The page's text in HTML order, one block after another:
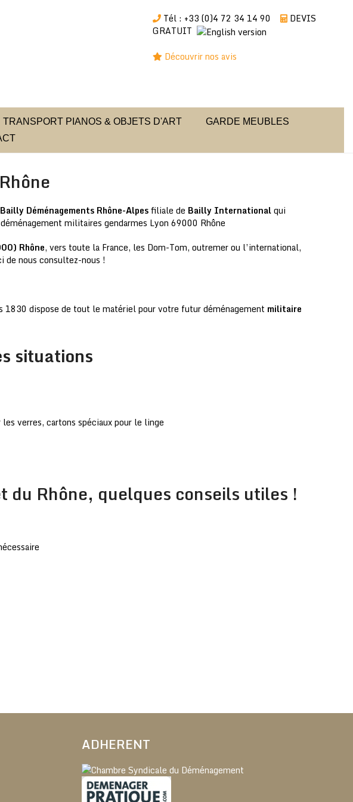
Tél : +33 (0)4 72 34 14 90
DEVIS
GRATUIT
Découvrir nos avis
TRANSPORT PIANOS & OBJETS D'ART
GARDE MEUBLES
Bailly Déménagements Rhône-Alpesfiliale de Bailly Internationalqui
militaires gendarmes Lyon 69000 Rhône
Rhône, vers toute la France, les Dom-Tom, outremer ou l’international,
de nous consultez-nous !
1830 dispose de tout le matériel pour votre futur déménagement militaire
situations
verres, cartons spéciaux pour le linge
Rhône, quelques conseils utiles !
ADHERENT